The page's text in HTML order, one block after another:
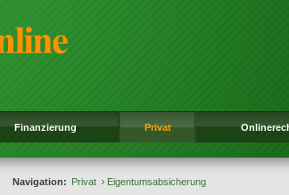
Finanzierung Privat
Navigation: Privat Eigentumsabsicherung